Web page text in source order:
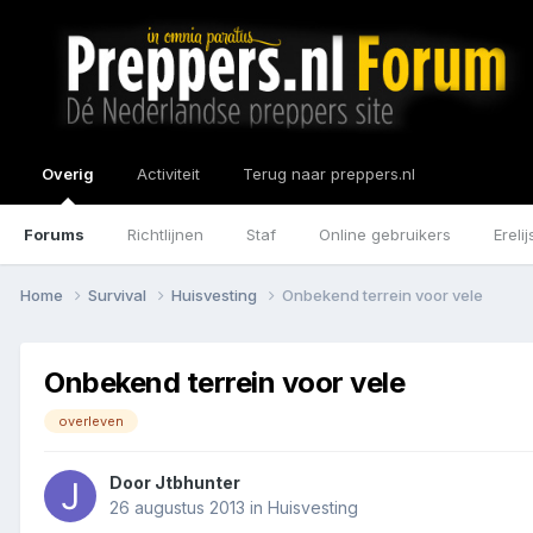
Overig
Forums Richtlijnen Staf Online gebruikers
Activiteit Terug naar preppers.nl
Home Survival Huisvesting Onbekend terrein voor vele
Onbekend terrein voor vele
overleven
Door Jtbhunter
26 augustus 2013 in Huisvesting